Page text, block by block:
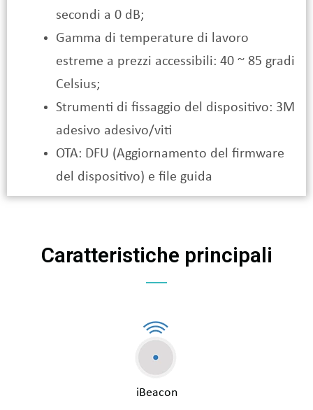
secondi a 0 dB;
Gamma di temperature di lavoro
estreme a prezzi accessibili: 40 ~ 85 gradi
Celsius;
Strumenti di fissaggio del dispositivo: 3M
adesivo adesivo/viti
OTA: DFU (Aggiornamento del firmware
del dispositivo) e file guida
Caratteristiche principali
iBeacon